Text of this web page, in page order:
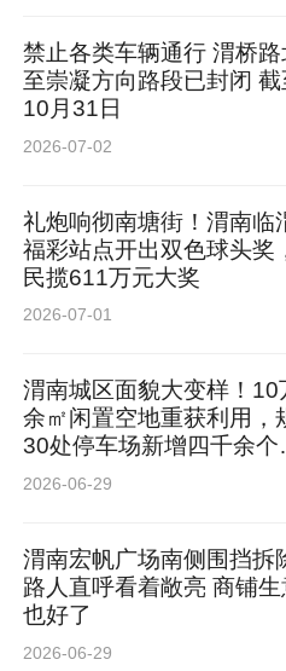
禁止各类车辆通行 渭桥路
至崇凝方向路段已封闭 截
10月31日
2026-07-02
礼炮响彻南塘街！渭南临
福彩站点开出双色球头奖
民揽611万元大奖
2026-07-01
渭南城区面貌大变样！10
余㎡闲置空地重获利用，
30处停车场新增四千余个
位
2026-06-29
渭南宏帆广场南侧围挡拆
路人直呼看着敞亮 商铺生
也好了
2026-06-29